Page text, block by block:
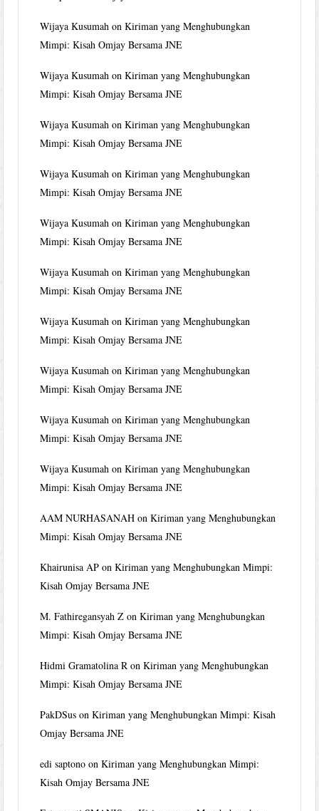
Wijaya Kusumah onKiriman yang Menghubungkan
Mimpi: Kisah Omjay Bersama JNE
Wijaya Kusumah onKiriman yang Menghubungkan
Mimpi: Kisah Omjay Bersama JNE
Wijaya Kusumah onKiriman yang Menghubungkan
Mimpi: Kisah Omjay Bersama JNE
Wijaya Kusumah onKiriman yang Menghubungkan
Mimpi: Kisah Omjay Bersama JNE
Wijaya Kusumah onKiriman yang Menghubungkan
Mimpi: Kisah Omjay Bersama JNE
Wijaya Kusumah onKiriman yang Menghubungkan
Mimpi: Kisah Omjay Bersama JNE
Wijaya Kusumah onKiriman yang Menghubungkan
Mimpi: Kisah Omjay Bersama JNE
Wijaya Kusumah onKiriman yang Menghubungkan
Mimpi: Kisah Omjay Bersama JNE
Wijaya Kusumah onKiriman yang Menghubungkan
Mimpi: Kisah Omjay Bersama JNE
Wijaya Kusumah onKiriman yang Menghubungkan
Mimpi: Kisah Omjay Bersama JNE
AAM NURHASANAH onKiriman yang Menghubungkan
Mimpi: Kisah Omjay Bersama JNE
Khairunisa AP onKiriman yang Menghubungkan Mimpi:
Kisah Omjay Bersama JNE
M. Fathiregansyah Z onKiriman yang Menghubungkan
Mimpi: Kisah Omjay Bersama JNE
Hidmi Gramatolina R onKiriman yang Menghubungkan
Mimpi: Kisah Omjay Bersama JNE
PakDSus onKiriman yang Menghubungkan Mimpi: Kisah
Omjay Bersama JNE
edi saptono onKiriman yang Menghubungkan Mimpi:
Kisah Omjay Bersama JNE